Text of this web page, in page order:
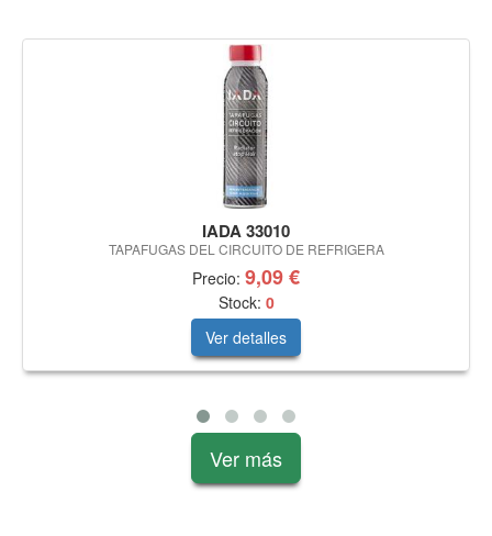
IADA 33010
TAPAFUGAS DEL CIRCUITO DE REFRIGERA
Precio: 9,09 €
Stock: 0
Ver detalles
Ver más